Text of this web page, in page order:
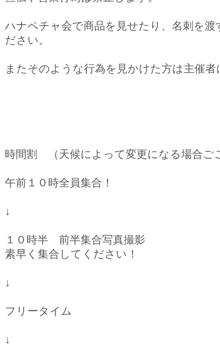
ハナペチャ会で商品を見せたり、名刺を
ださい。
またそのような行為を見かけた方は主催
時間割 （天候によって変更になる場合ご
午前１０時全員集合！
↓
１０時半 前半集合写真撮影
素早く集合してください！
↓
フリータイム
↓